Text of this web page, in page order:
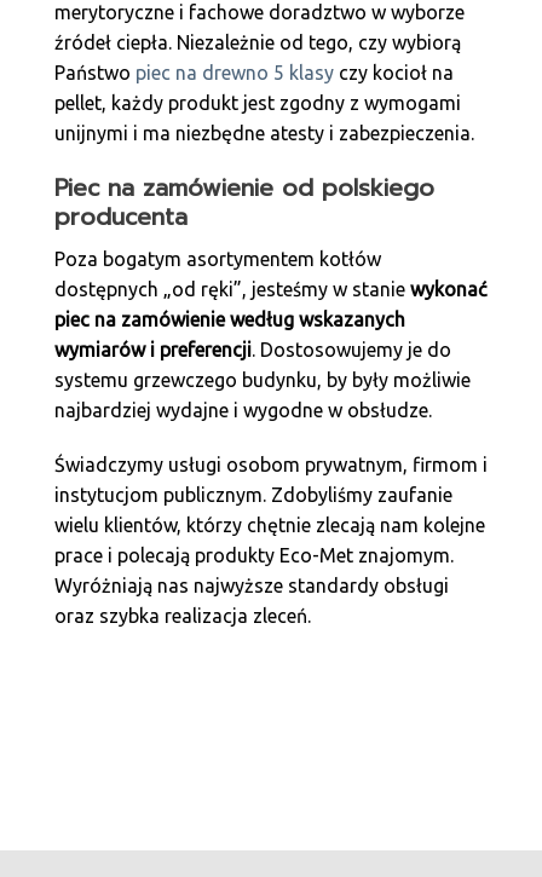
merytoryczne i fachowe doradztwo w wyborze
źródeł ciepła. Niezależnie od tego, czy wybiorą
Państwo piec na drewno 5 klasy czy kocioł na
pellet, każdy produkt jest zgodny z wymogami
unijnymi i ma niezbędne atesty i zabezpieczenia.
Piec na zamówienie od polskiego
producenta
Poza bogatym asortymentem kotłów
dostępnych „od ręki”, jesteśmy w stanie wykonać
piec na zamówienie według wskazanych
wymiarów i preferencji. Dostosowujemy je do
systemu grzewczego budynku, by były możliwie
najbardziej wydajne i wygodne w obsłudze.
Świadczymy usługi osobom prywatnym, firmom i
instytucjom publicznym. Zdobyliśmy zaufanie
wielu klientów, którzy chętnie zlecają nam kolejne
prace i polecają produkty Eco-Met znajomym.
Wyróżniają nas najwyższe standardy obsługi
oraz szybka realizacja zleceń.